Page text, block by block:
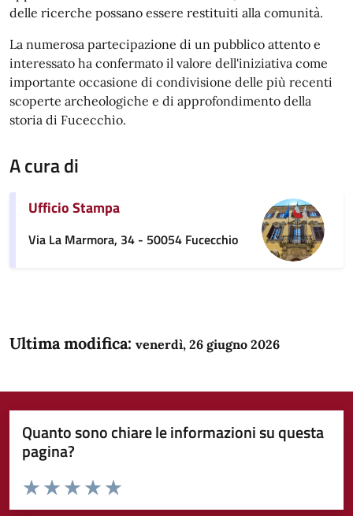
delle ricerche possano essere restituiti alla comunità.
La numerosa partecipazione di un pubblico attento e
interessato ha confermato il valore dell'iniziativa come
importante occasione di condivisione delle più recenti
scoperte archeologiche e di approfondimento della
storia di Fucecchio.
A cura di
Ufficio Stampa
Via La Marmora, 34 - 50054 Fucecchio
Ultima modifica: venerdì, 26 giugno 2026
Quanto sono chiare le informazioni su questa
pagina?
Domanda
Valuta da 1 a 5 stelle la pagina
Valuta 5 stelle su 5
Valuta 4 stelle su 5
Valuta 3 stelle su 5
Valuta 2 stelle su 5
Valuta 1 stelle su 5